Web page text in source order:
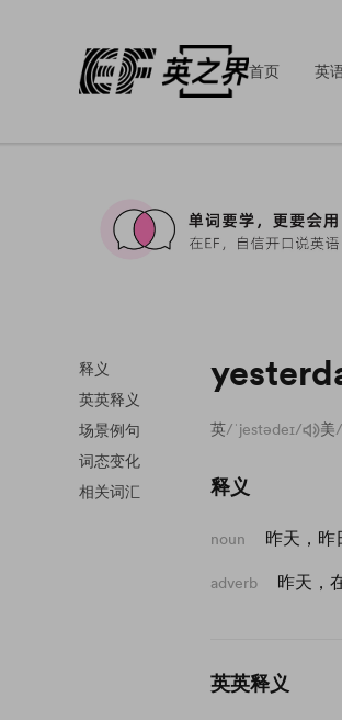
首页 英
释义
英英释义
场景例句
词态变化
相关词汇
英/ˈjestədeɪ/ 美
释义
noun 昨天，昨
adverb 昨天，
英英释义